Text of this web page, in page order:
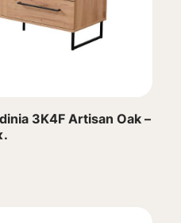
3K4F Artisan Oak –